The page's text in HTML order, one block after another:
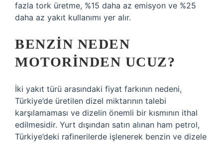
fazla tork üretme, %15 daha az emisyon ve %25
daha az yakıt kullanımı yer alır.
BENZIN NEDEN
MOTORINDEN UCUZ?
İki yakıt türü arasındaki fiyat farkının nedeni,
Türkiye’de üretilen dizel miktarının talebi
karşılamaması ve dizelin önemli bir kısmının ithal
edilmesidir. Yurt dışından satın alınan ham petrol,
Türkiye’deki rafinerilerde işlenerek benzin ve dizele